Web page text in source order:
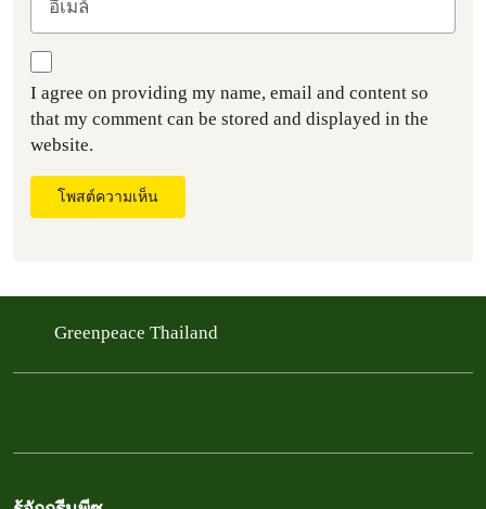
I agree on providing my name, email and content so
that my comment can be stored and displayed in the
website.
โพสต์ความเห็น
Greenpeace Thailand